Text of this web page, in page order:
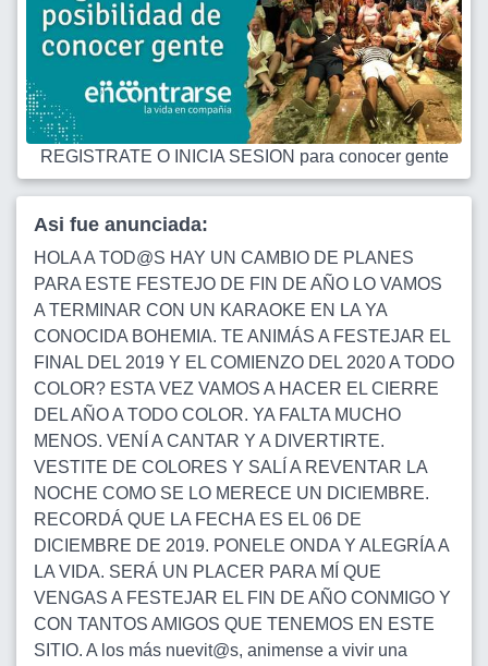
REGISTRATE O INICIA SESION para conocer gente
Asi fue anunciada:
HOLA A TOD@S HAY UN CAMBIO DE PLANES
PARA ESTE FESTEJO DE FIN DE AÑO LO VAMOS
A TERMINAR CON UN KARAOKE EN LA YA
CONOCIDA BOHEMIA. TE ANIMÁS A FESTEJAR EL
FINAL DEL 2019 Y EL COMIENZO DEL 2020 A TODO
COLOR? ESTA VEZ VAMOS A HACER EL CIERRE
DEL AÑO A TODO COLOR. YA FALTA MUCHO
MENOS. VENÍ A CANTAR Y A DIVERTIRTE.
VESTITE DE COLORES Y SALÍ A REVENTAR LA
NOCHE COMO SE LO MERECE UN DICIEMBRE.
RECORDÁ QUE LA FECHA ES EL 06 DE
DICIEMBRE DE 2019. PONELE ONDA Y ALEGRÍA A
LA VIDA. SERÁ UN PLACER PARA MÍ QUE
VENGAS A FESTEJAR EL FIN DE AÑO CONMIGO Y
CON TANTOS AMIGOS QUE TENEMOS EN ESTE
SITIO. A los más nuevit@s, animense a vivir una